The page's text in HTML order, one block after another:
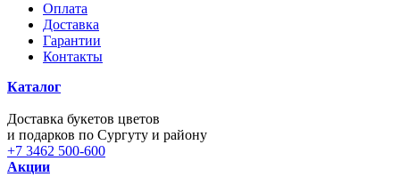
Оплата
Доставка
Гарантии
Контакты
Каталог
Доставка букетов цветов
и подарков по Сургуту и району
+7 3462 500-600
Акции